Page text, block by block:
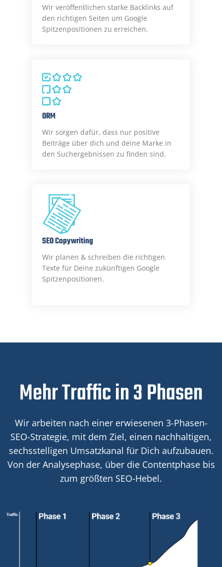
Wir veröffentlichen starke Backlinks auf
den richtigen Seiten um Google
Spitzenpositionen zu erreichen.
ORM
Wir sorgen dafür, dass nur positive
Beiträge über dich und deine Marke in
den Suchergebnissen zu finden sind.
SEO Copywriting
Wir planen & schreiben die richtigen
Texte für Deine zukünftigen Google
Spitzenpositionen.
Mehr Traffic in 3 Phasen
Wir arbeiten nach einer erwiesenen 3-Phasen-
SEO-Strategie, mit dem Ziel, einen nachhaltigen,
sechsstelligen Umsatzkanal für Dich aufzubauen.
Von der Analysephase, über die Contentphase bis
zum größten SEO-Hebel.